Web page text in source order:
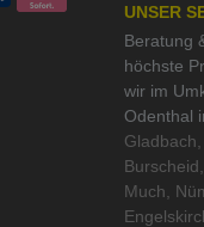
UNSER
Beratung
höchste
wir im
Odenthal
Much,